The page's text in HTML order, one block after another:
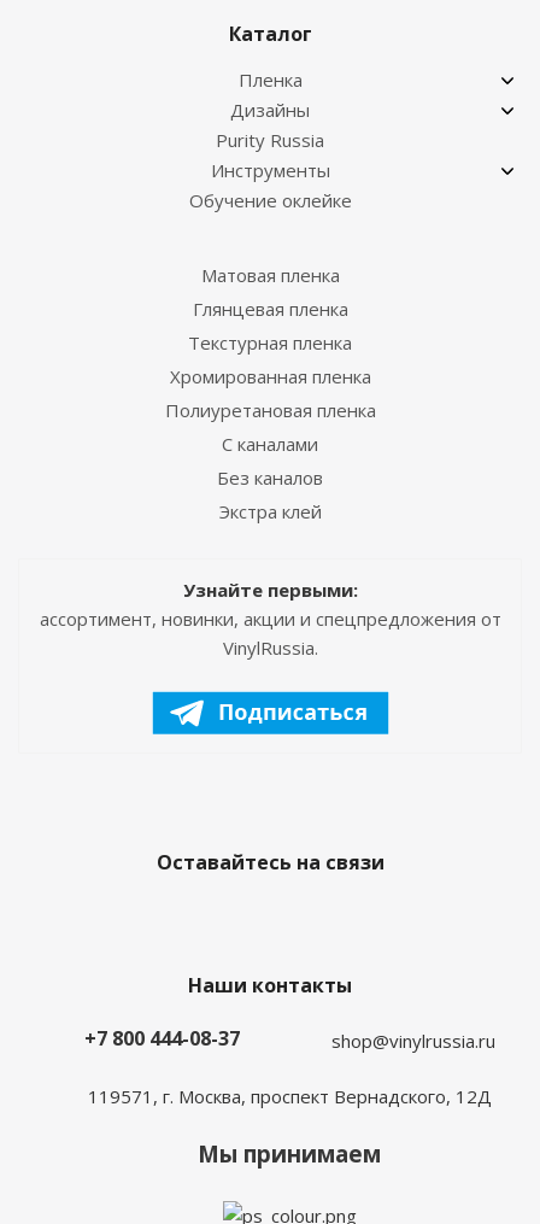
Каталог
Пленка
Дизайны
Purity Russia
Инструменты
Обучение оклейке
Матовая пленка
Глянцевая пленка
Текстурная пленка
Хромированная пленка
Полиуретановая пленка
С каналами
Без каналов
Экстра клей
Узнайте первыми:
ассортимент, новинки, акции и спецпредложения от
VinylRussia.
Оставайтесь на связи
Наши контакты
+7 800 444-08-37
shop@vinylrussia.ru
119571, г. Москва, проспект Вернадского, 12Д
Мы принимаем